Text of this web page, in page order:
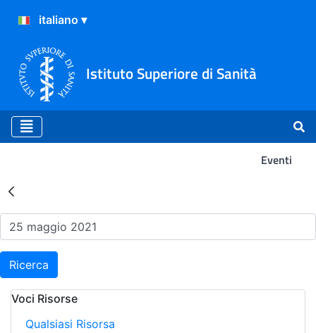
Istituto Superiore di Sanità
Eventi
Risultati della Ricerca -
Ricerca
Voci Risorse
Qualsiasi Risorsa